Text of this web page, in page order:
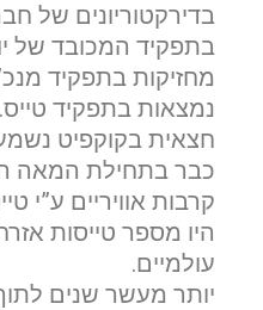
מחזיקות בתפקיד
נמצאות בתפקיד
חצאית בקוקפיט
כבר בתחילת המאה
קרבות אוויריים ע”י
היו מספר טייסות
עולמיים.